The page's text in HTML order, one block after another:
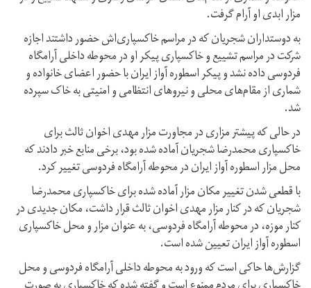
مزار ابدی او آرام گرفت.
به دوستداران شجریان که در مراسم خاکسپاری‌اش حضور داشتند اجازه
شرکت در مراسم تشییع و خاکسپاری پیکر او در محوطه داخلی آرامگاه
فردوسی داده نشد و پیکر اسطوره آواز ایران با حضور اعضای خانواده و
شماری از مقام‌های محلی و نیروهای انتظامی و امنیتی به خاک سپرده
شد.
در حالی که پیشتر مزاری در مجاورت مزار مهدی اخوان ثالث برای
خاکسپاری محمدرضا شجریان آماده شده بود، برخی منابع خبر دادند که
محل مزار اسطوره آواز ایران در محوطه آرامگاه فردوسی تغییر کرد.
با قطعی شدن تغییر مکان مزار آماده شده برای خاکسپاری محمدرضا
شجریان که در کنار مزار مهدی اخوان ثالث قرار داشت، مکان جدیدی در
کنار موزه، در محوطه آرامگاه فردوسی، به عنوان مزار و محل خاکسپاری
اسطوره آواز ایران تعیین شده است.
گزارش‌ها حاکی است که ورود به محوطه داخلی آرامگاه فردوسی و محل